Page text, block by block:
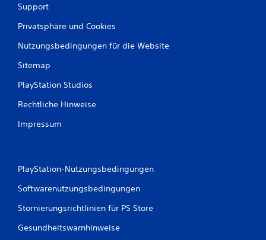
Support
Privatsphäre und Cookies
Nutzungsbedingungen für die Website
Sitemap
PlayStation Studios
Rechtliche Hinweise
Impressum
PlayStation-Nutzungsbedingungen
Softwarenutzungsbedingungen
Stornierungsrichtlinien für PS Store
Gesundheitswarnhinweise